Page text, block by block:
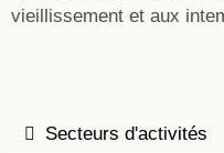
vieillissement et aux
Secteurs d'activités